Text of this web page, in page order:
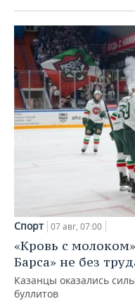
Спорт 07 авг, 07:00
«Кровь с
Барса» не без
Казанцы оказались
буллитов